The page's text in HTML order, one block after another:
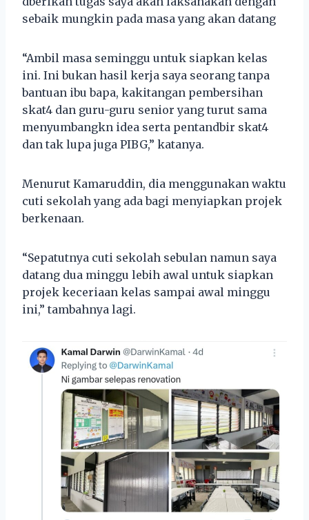
sebaik mungkin pada masa yang akan datang
“Ambil masa seminggu untuk siapkan kelas
ini. Ini bukan hasil kerja saya seorang tanpa
bantuan ibu bapa, kakitangan pembersihan
skat4 dan guru-guru senior yang turut sama
menyumbangkn idea serta pentandbir skat4
dan tak lupa juga PIBG,” katanya.
Menurut Kamaruddin, dia menggunakan waktu
cuti sekolah yang ada bagi menyiapkan projek
berkenaan.
“Sepatutnya cuti sekolah sebulan namun saya
datang dua minggu lebih awal untuk siapkan
projek keceriaan kelas sampai awal minggu
ini,” tambahnya lagi.